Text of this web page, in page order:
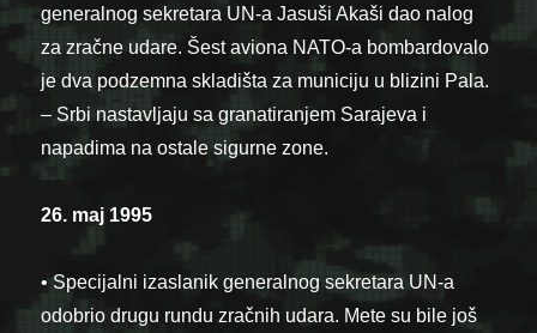
generalnog sekretara UN-a Jasuši Akaši dao nalog
za zračne udare. Šest aviona NATO-a bombardovalo
je dva podzemna skladišta za municiju u blizini Pala.
– Srbi nastavljaju sa granatiranjem Sarajeva i
napadima na ostale sigurne zone.
26. maj 1995
• Specijalni izaslanik generalnog sekretara UN-a
odobrio drugu rundu zračnih udara. Mete su bile još